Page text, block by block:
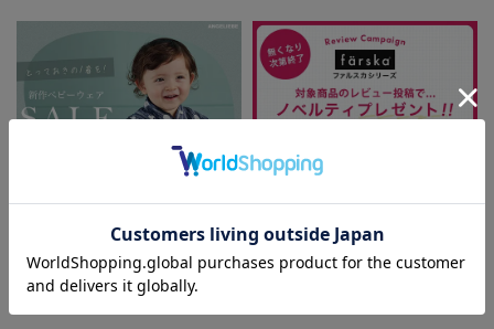
新作ベビーウェア 最大20%OFF
ファルスカ レビュー投稿でノベル
お気に入り商品を確認する